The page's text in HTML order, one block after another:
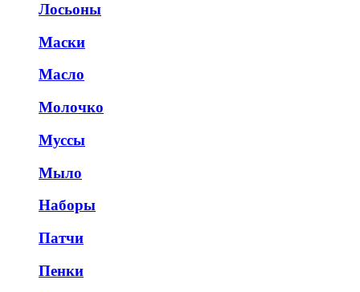
Лосьоны
Маски
Масло
Молочко
Муссы
Мыло
Наборы
Патчи
Пенки